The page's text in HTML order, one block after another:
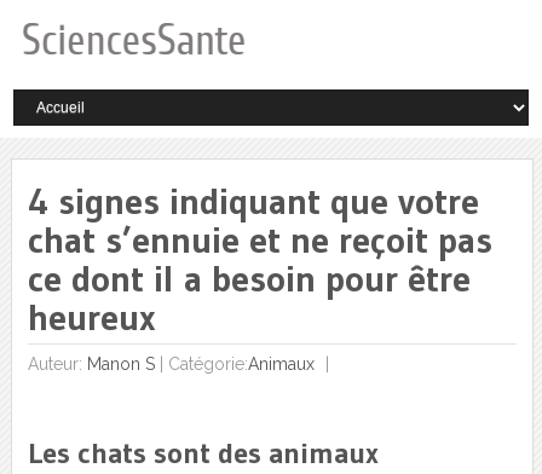
4 signes indiquant que votre
chat s’ennuie et ne reçoit pas
ce dont il a besoin pour être
heureux
Auteur: Manon S| Catégorie:Animaux
Les chats sont des animaux